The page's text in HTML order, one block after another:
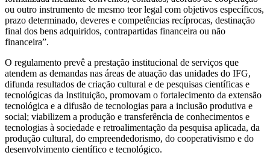
ou outro instrumento de mesmo teor legal com objetivos específicos,
prazo determinado, deveres e competências recíprocas, destinação
final dos bens adquiridos, contrapartidas financeira ou não
financeira”.
O regulamento prevê a prestação institucional de serviços que
atendem as demandas nas áreas de atuação das unidades do IFG,
difunda resultados de criação cultural e de pesquisas científicas e
tecnológicas da Instituição, promovam o fortalecimento da extensão
tecnológica e a difusão de tecnologias para a inclusão produtiva e
social; viabilizem a produção e transferência de conhecimentos e
tecnologias à sociedade e retroalimentação da pesquisa aplicada, da
produção cultural, do empreendedorismo, do cooperativismo e do
desenvolvimento científico e tecnológico.